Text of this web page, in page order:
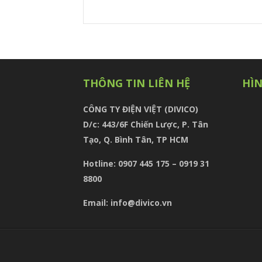
THÔNG TIN LIÊN HỆ
CÔNG TY ĐIỆN VIỆT (DIVICO)
D/c: 443/6F Chiến Lược, P. Tân
Tạo, Q. Bình Tân, TP HCM
Hotline: 0907 445 175 – 0919 31
8800
Email: info@divico.vn